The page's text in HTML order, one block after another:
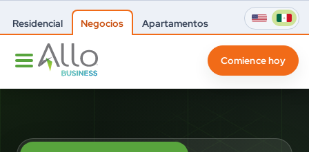
Residencial Negocios Apartamentos
Comience hoy